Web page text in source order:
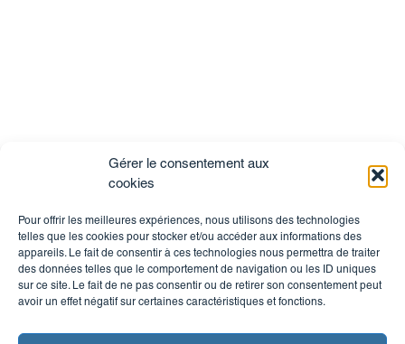
Gérer le consentement aux
cookies
Pour offrir les meilleures expériences, nous utilisons des technologies
telles que les cookies pour stocker et/ou accéder aux informations des
appareils. Le fait de consentir à ces technologies nous permettra de traiter
des données telles que le comportement de navigation ou les ID uniques
sur ce site. Le fait de ne pas consentir ou de retirer son consentement peut
avoir un effet négatif sur certaines caractéristiques et fonctions.